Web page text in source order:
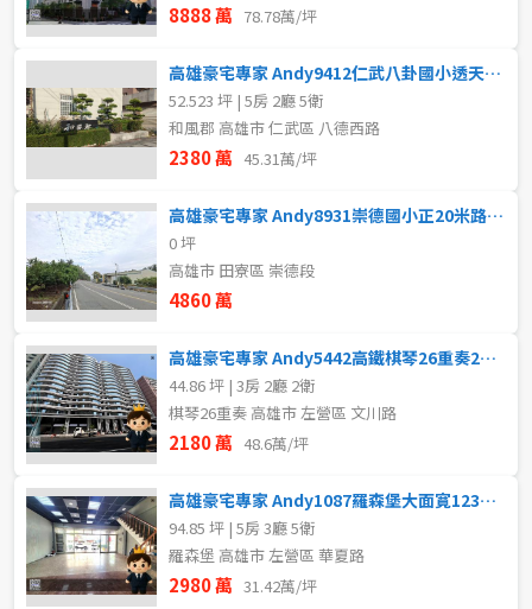
8888 萬 78.78萬/坪
高雄豪宅專家 Andy9412仁武八卦國小透天店住
52.523 坪 | 5房 2廳 5衛
和風郡 高雄市 仁武區 八德西路
2380 萬 45.31萬/坪
高雄豪宅專家 Andy8931崇德國小正20米路三面臨路農地
0 坪
高雄市 田寮區 崇德段
4860 萬
高雄豪宅專家 Andy5442高鐵棋琴26重奏2+1房平車
44.86 坪 | 3房 2廳 2衛
棋琴26重奏 高雄市 左營區 文川路
2180 萬 48.6萬/坪
高雄豪宅專家 Andy1087羅森堡大面寛123樓優質店霸
94.85 坪 | 5房 3廳 5衛
羅森堡 高雄市 左營區 華夏路
2980 萬 31.42萬/坪